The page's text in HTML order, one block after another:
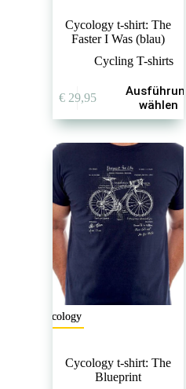
Cycology t-shirt: The
Faster I Was (blau)
Cycling T-shirts
€29,95
Ausführung
wählen
Produkt
mehrere
Varianten
auf.
Optionen
können
auf
der
Produktseite
gewählt
werden
Cycology
Cycology t-shirt: The
Blueprint